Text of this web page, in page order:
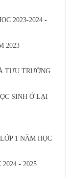
2023-2024 -
2023
TỰU TRƯỜNG
SINH Ở LẠI
1 NĂM HỌC
- 2025